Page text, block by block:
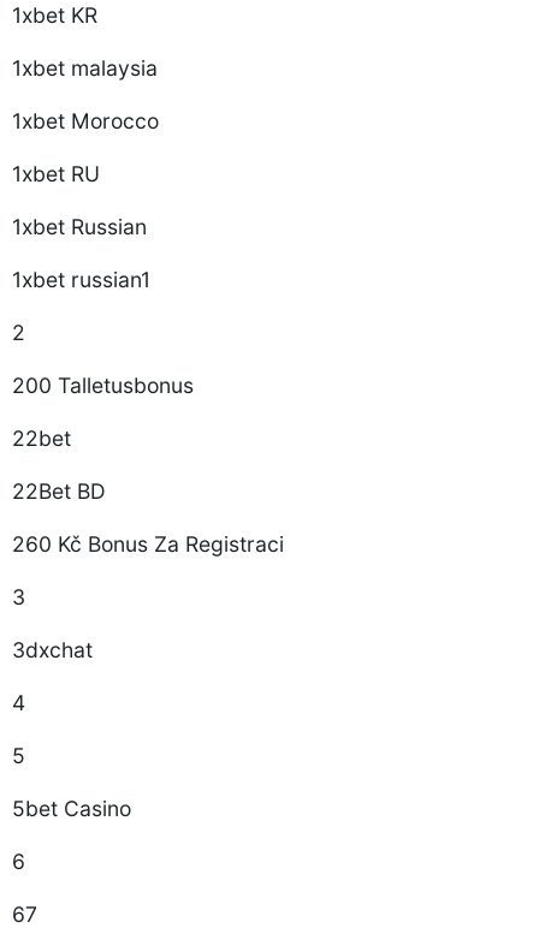
1xbet KR
1xbet malaysia
1xbet Morocco
1xbet RU
1xbet Russian
1xbet russian1
2
200 Talletusbonus
22bet
22Bet BD
260 Kč Bonus Za Registraci
3
3dxchat
4
5
5bet Casino
6
67